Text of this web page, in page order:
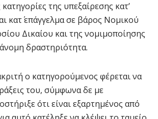
της υπεξαίρεσης κατ’
κατ΄ επάγγελμα σε βάρος Νομικού
Δικαίου και της νομιμοποίησης
δραστηριότητα.
ο κατηγορούμενος φέρεται να
του, σύμφωνα δε με
ότι είναι εξαρτημένος από